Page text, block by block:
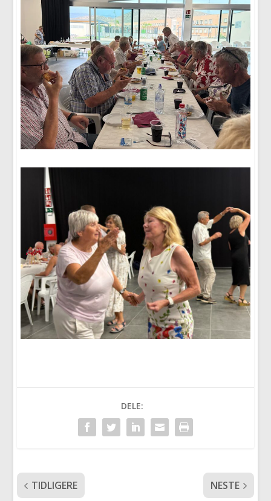
DELE:
TIDLIGERE NESTE